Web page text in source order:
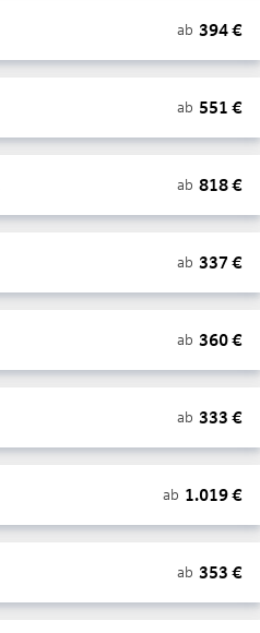
ab 394€
ab 551 €
ab 818€
ab 337 €
ab 360€
ab 333 €
ab 1.019€
ab 353 €